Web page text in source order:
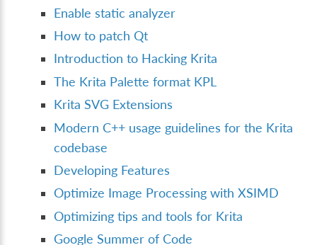
Enable static analyzer
How to patch Qt
Introduction to Hacking Krita
The Krita Palette format KPL
Krita SVG Extensions
Modern C++ usage guidelines for the Krita
codebase
Developing Features
Optimize Image Processing with XSIMD
Optimizing tips and tools for Krita
Google Summer of Code